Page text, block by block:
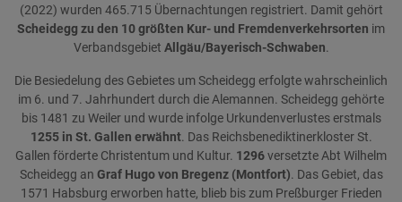
(2022) wurden 465.715 Übernachtungen registriert. Damit gehört
Scheidegg zu den 10 größten Kur- und Fremdenverkehrsorten im
Verbandsgebiet Allgäu/Bayerisch-Schwaben.
Die Besiedelung des Gebietes um Scheidegg erfolgte wahrscheinlich
im 6. und 7. Jahrhundert durch die Alemannen. Scheidegg gehörte
bis 1481 zu Weiler und wurde infolge Urkundenverlustes erstmals
1255 in St. Gallen erwähnt. Das Reichsbenediktinerkloster St.
Gallen förderte Christentum und Kultur. 1296versetzte Abt Wilhelm
Scheidegg an Graf Hugo von Bregenz (Montfort). Das Gebiet, das
1571 Habsburg erworben hatte, blieb bis zum Preßburger Frieden